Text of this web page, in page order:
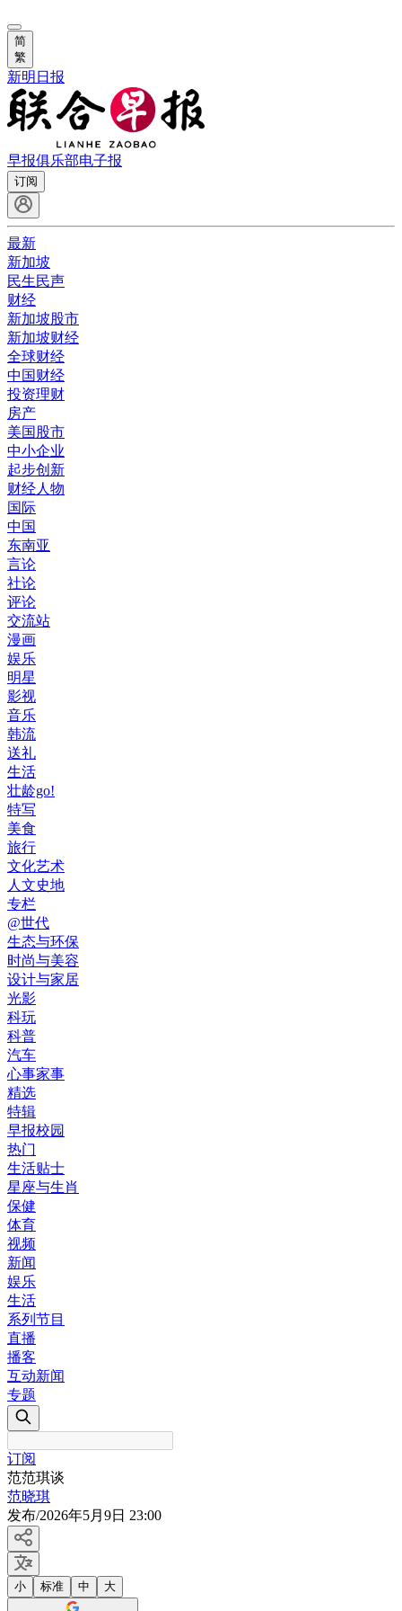
简
繁
新明日报
早报俱乐部电子报
订阅
最新
新加坡
民生民声
财经
新加坡股市
新加坡财经
全球财经
中国财经
投资理财
房产
美国股市
中小企业
起步创新
财经人物
国际
中国
东南亚
言论
社论
评论
交流站
漫画
娱乐
明星
影视
音乐
韩流
送礼
生活
壮龄go!
特写
美食
旅行
文化艺术
人文史地
专栏
@世代
生态与环保
时尚与美容
设计与家居
光影
科玩
科普
汽车
心事家事
精选
特辑
早报校园
热门
生活贴士
星座与生肖
保健
体育
视频
新闻
娱乐
生活
系列节目
直播
播客
互动新闻
专题
订阅
范范琪谈
范晓琪
发布/2026年5月9日 23:00
小 标准 中 大